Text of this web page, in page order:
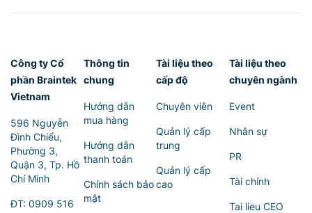
Công ty Cổ
phần Braintek
Vietnam
596 Nguyễn
Đình Chiểu,
Phường 3,
Quận 3, Tp. Hồ
Chí Minh
ĐT: 0909 516
Thông tin
chung
Hướng dẫn
mua hàng
Hướng dẫn
thanh toán
Chính sách bảo
mật
Tài liệu theo
cấp độ
Chuyên viên
Quản lý cấp
trung
Quản lý cấp
cao
Tài liệu theo
chuyên ngành
Event
Nhân sự
PR
Tài chính
Tai lieu CEO